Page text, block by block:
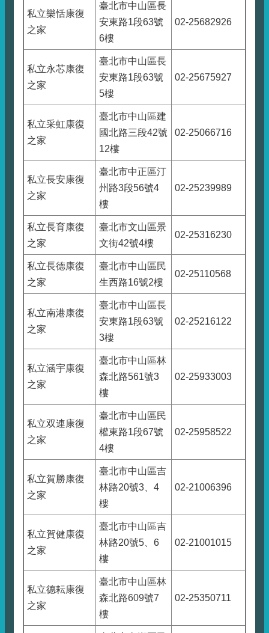
私立樂恬康復
之家
臺北市中山區長
安東路1段63號
6樓
02-25682926
私立永芯康復
之家
臺北市中山區長
安東路1段63號
5樓
02-25675927
私立采虹康復
之家
臺北市中山區建
國北路三段42號
12樓
02-25066716
私立長安康復
之家
臺北市中正區汀
州路3段56號4
樓
02-25239989
私立長育康復
之家
臺北市文山區景
文街42號4樓
02-25316230
私立長德康復
之家
臺北市中山區民
生西路16號2樓
02-25110568
私立南港康復
之家
臺北市中山區長
安東路1段63號
3樓
02-25216122
私立涵宇康復
之家
臺北市中山區林
森北路561號3
樓
02-25933003
私立双連康復
之家
臺北市中山區民
權東路1段67號
4樓
02-25958522
私立賀勝康復
之家
臺北市中山區吉
林路20號3、4
樓
02-21006396
私立賀健康復
之家
臺北市中山區吉
林路20號5、6
樓
02-21001015
私立德耘康復
之家
臺北市中山區林
森北路609號7
樓
02-25350711